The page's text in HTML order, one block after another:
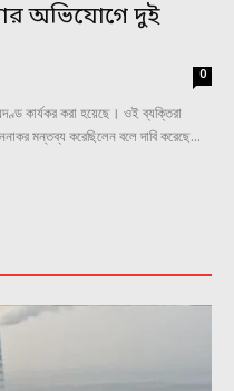
অভিযোগে দুই
0
কার্যকর করা হয়েছে। ওই ব্যক্তিরা
মন্তব্য করেছিলেন বলে দাবি করেছে...